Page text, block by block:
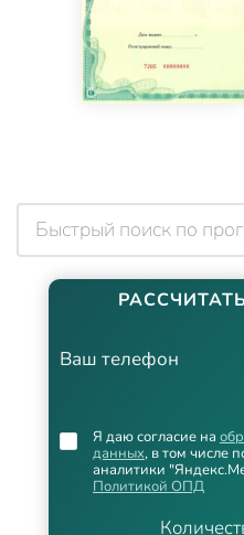
Ваш телефон
Я даю согласие на
данных, в том числе
аналитики
Политикой ОПД